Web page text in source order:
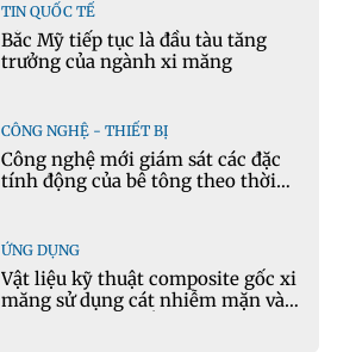
TIN QUỐC TẾ
Bắc Mỹ tiếp tục là đầu tàu tăng
trưởng của ngành xi măng
CÔNG NGHỆ - THIẾT BỊ
Công nghệ mới giám sát các đặc
tính động của bê tông theo thời
ỨNG DỤNG
Vật liệu kỹ thuật composite gốc xi
măng sử dụng cát nhiễm mặn và